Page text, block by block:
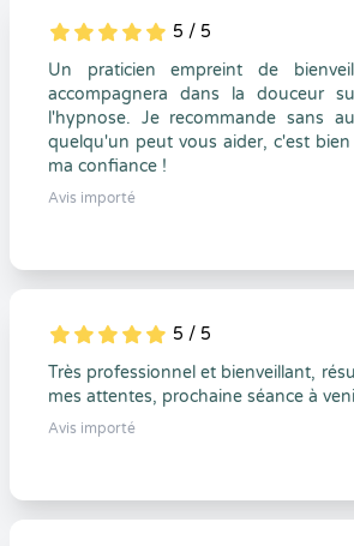
5
1
5
0 5 / 5
Un praticien empreint de
accompagnera dans la douceur
l'hypnose. Je recommande sans
quelqu'un peut vous aider, c'est
ma confiance !
Avis importé
5
1
5
0 5 / 5
Très professionnel et bienveillant,
mes attentes, prochaine séance à
Avis importé